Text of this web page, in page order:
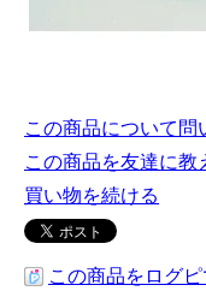
この商品について問
この商品を友達に教
買い物を続ける
この商品をログピ